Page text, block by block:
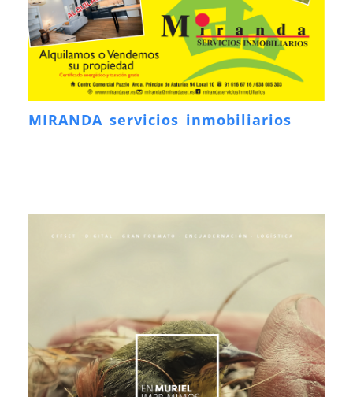
MIRANDA servicios inmobiliarios